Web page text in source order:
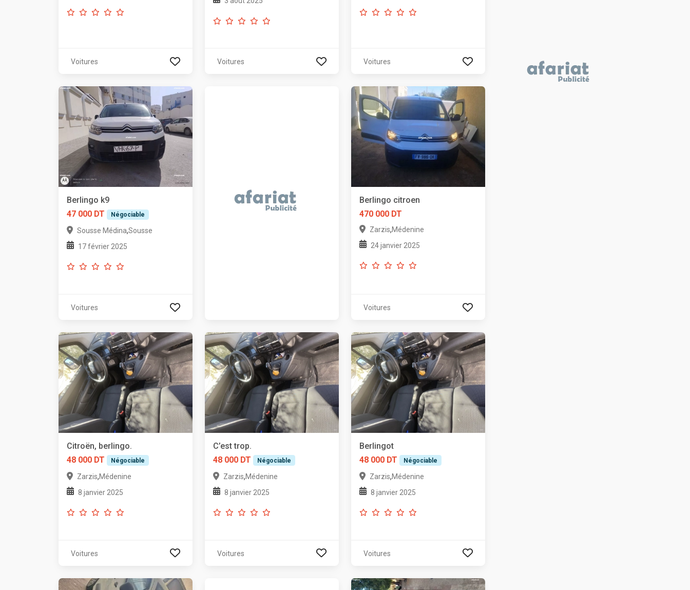
Voitures Voitures Voitures
Berlingo k9
47 000 DT
Négociable
Sousse Médina,Sousse
17 février 2025
Voitures
Berlingo citroen
470 000 DT
Zarzis,Médenine
24 janvier 2025
Voitures
Citroën, berlingo.
48 000 DT
Négociable
Zarzis,Médenine
8 janvier 2025
Voitures
C’est trop.
48 000 DT
Négociable
Zarzis,Médenine
8 janvier 2025
Voitures
Berlingot
48 000 DT
Négociable
Zarzis,Médenine
8 janvier 2025
Voitures